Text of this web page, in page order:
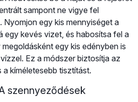
sampont ne vigye fel
Nyomjon egy kis mennyiséget a
egy kevés vizet, és habosítsa fel a
egy kis edényben is
Ez a módszer biztosítja az
kíméletesebb tisztítást.
szennyeződések